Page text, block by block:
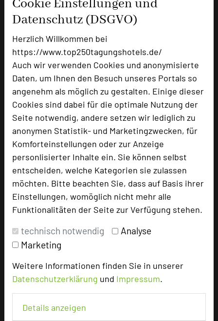
Cookie Einstellungen und
Datenschutz (DSGVO)
Herzlich Willkommen bei
https://www.top250tagungshotels.de/
Auch wir verwenden Cookies und anonymisierte
Daten, um Ihnen den Besuch unseres Portals so
angenehm als möglich zu gestalten. Einige dieser
Cookies sind dabei für die optimale Nutzung der
Seite notwendig, andere setzen wir lediglich zu
anonymen Statistik- und Marketingzwecken, für
Komforteinstellungen oder zur Anzeige
personlisierter Inhalte ein. Sie können selbst
entscheiden, welche Kategorien sie zulassen
möchten. Bitte beachten Sie, dass auf Basis ihrer
Einstellungen, womöglich nicht mehr alle
Funktionalitäten der Seite zur Verfügung stehen.
technisch notwendig
Analyse
Marketing
Weitere Informationen finden Sie in unserer
Datenschutzerklärung und Impressum.
Details anzeigen
Tagungsplaner
Tagungsleiter
Hotel bewerten
Hoteldaten
Max. Tagungskapazität (Personen)
U-Form
Parlamentarisch
Reihenbestuhlung
240
Tagungsräume
Ausstellungsfläche 300 qm
Zimmer
Doppelzimmer
Suiten
Besonders geeignet für